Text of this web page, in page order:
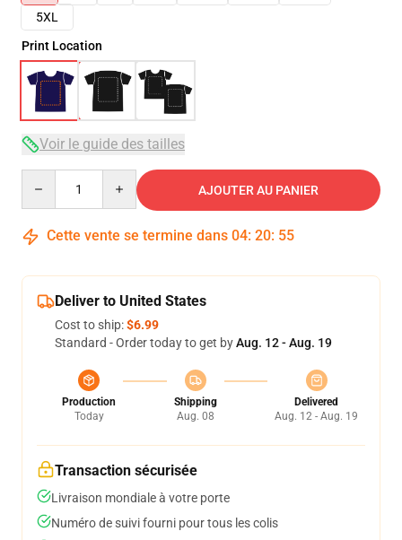
5XL
Print Location
Voir le guide des tailles
AJOUTER AU PANIER
Cette vente se termine dans 04: 20: 54
Deliver to United States
Cost to ship:$6.99
Standard - Order today to get byAug. 12 - Aug. 19
Production
Today
Shipping
Aug. 08
Delivered
Aug. 12 - Aug. 19
Transaction sécurisée
Livraison mondiale à votre porte
Numéro de suivi fourni pour tous les colis